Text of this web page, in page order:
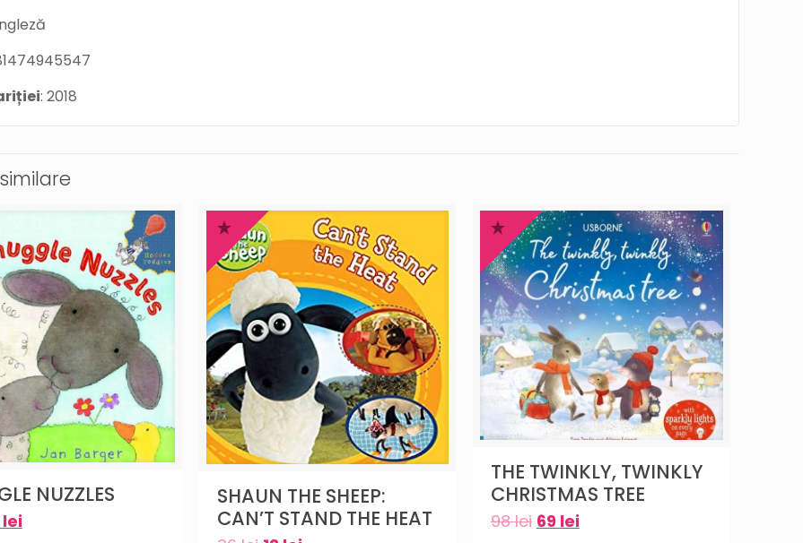
: 2018
NUZZLES
lei
SHAUN THE SHEEP:
CAN’T STAND THE HEAT
THE TWINKLY, TWINKLY
CHRISTMAS TREE
98lei 69 lei